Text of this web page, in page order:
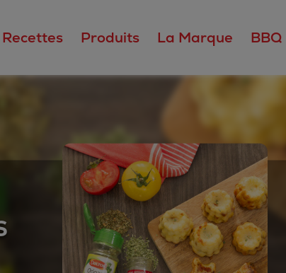
Recettes Produits La Marque BBQ